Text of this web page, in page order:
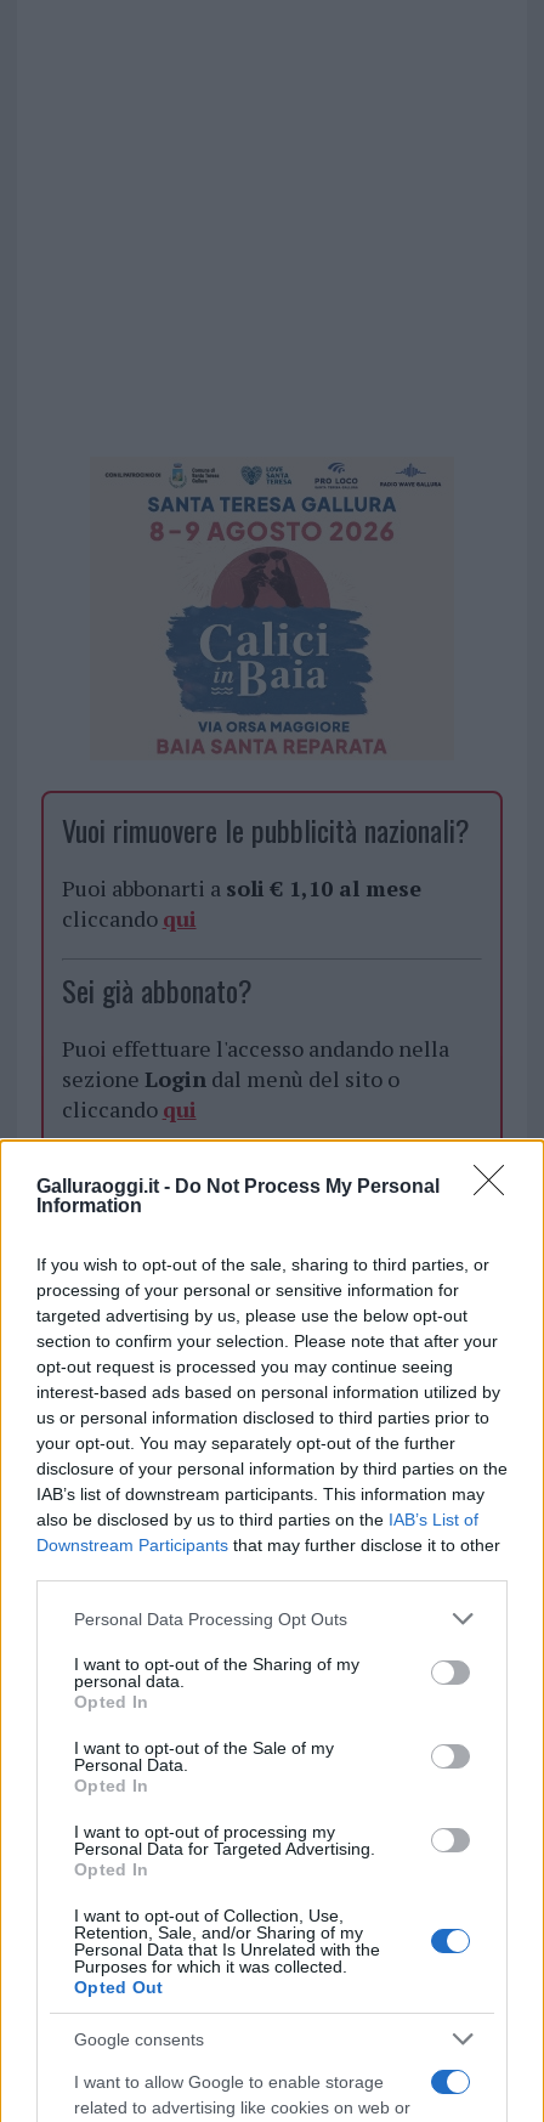
Galluraoggi.it - Do Not Process My Personal
Information
If you wish to opt-out of the sale, sharing to third parties, or
processing of your personal or sensitive information for
targeted advertising by us, please use the below opt-out
section to confirm your selection. Please note that after your
opt-out request is processed you may continue seeing
interest-based ads based on personal information utilized by
us or personal information disclosed to third parties prior to
your opt-out. You may separately opt-out of the further
disclosure of your personal information by third parties on the
IAB’s list of downstream participants. This information may
also be disclosed by us to third parties on the IAB’s List of
Downstream Participants that may further disclose it to other
Please note that this website/app uses one or more Google
not limited to your visit or usage behaviour. You may click to
grant or deny consent to Google and its third-party tags to
use your data for below specified purposes in below Google
consent section.
Personal Data Processing Opt Outs
I want to opt-out of the Sharing of my
personal data.
Opted In
I want to opt-out of the Sale of my
Personal Data.
Opted In
I want to opt-out of processing my
Personal Data for Targeted Advertising.
Opted In
I want to opt-out of Collection, Use,
Retention, Sale, and/or Sharing of my
Personal Data that Is Unrelated with the
Purposes for which it was collected.
Opted Out
Google consents
I want to allow Google to enable storage
related to advertising like cookies on web or
Vuoi rimuovere le pubblicità nazionali?
Puoi abbonarti a soli € 1,10 al mese
cliccando qui
Sei già abbonato?
Puoi effettuare l'accesso andando nella
sezione Logindal menù del sito o
cliccando qui
TEMI: Aeroporto Di Olbia
Notizie in tempo reale?
Entra nel canale telegram di
GalluraOggi.it
Inviaci le tue segnalazioni,
i tuoi video e le tue foto
Su WhatsApp al numero +39
345 356 7512
Ricevi le nostre ultime news
daGoogle News
Condividi l'articolo
F
a
ce
b
o
o
T
w
it
te
r
n
te
re
st
h
at
s
p
h
a
re
Articolo precedente
NOTIZIE RECENTI